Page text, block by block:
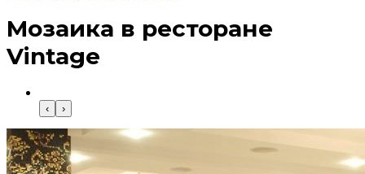
Мозаика в ресторане
Vintage
‹ ›